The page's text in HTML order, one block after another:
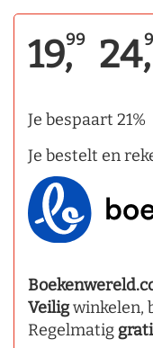
19,99 24,
Je bespaart 21%
Je bestelt en
Veiligwinkelen,
Regelmatig